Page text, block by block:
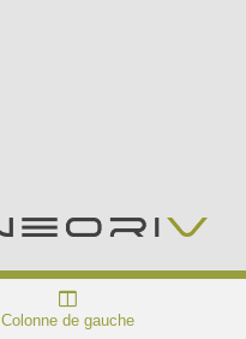
Neoriv © 2025
Colonne de gauche